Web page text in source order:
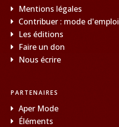
Mentions légales
Contribuer : mode d'emploi
Les éditions
Faire un don
Nous écrire
PARTENAIRES
Aper Mode
Éléments